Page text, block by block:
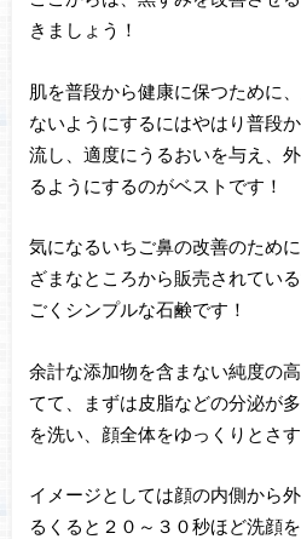
きましょう！
肌を普段から健康に保つために
ないようにするにはやはり普段
流し、適度にうるおいを与え、
るようにするのがベストです！
気になるいちご鼻の改善のため
ざまなところから販売されてい
ごくシンプルな石鹸です！
余計な添加物を含まない純度の
てて、まずは皮脂などの分泌が
を洗い、顔全体をゆっくりとさ
イメージとしては顔の内側から
るくると２０～３０秒ほど洗顔